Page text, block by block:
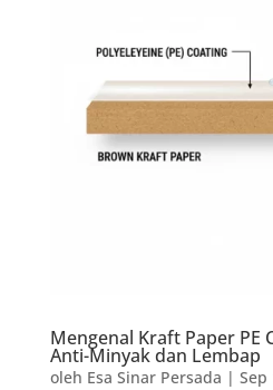
Mengenal Kraft Paper PE
Anti-Minyak dan Lembap
oleh Esa Sinar Persada | Sep